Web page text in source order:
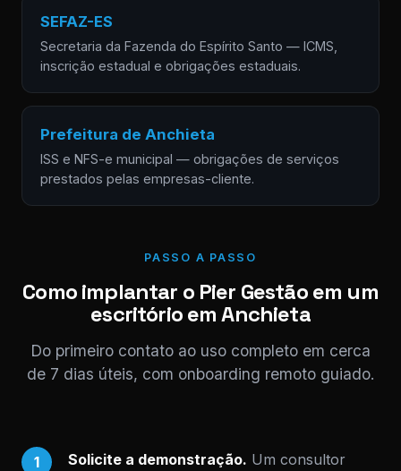
SEFAZ-ES
Secretaria da Fazenda do Espírito Santo — ICMS,
inscrição estadual e obrigações estaduais.
Prefeitura de Anchieta
ISS e NFS-e municipal — obrigações de serviços
prestados pelas empresas-cliente.
PASSO A PASSO
Como implantar o Pier Gestão em um
escritório em Anchieta
Do primeiro contato ao uso completo em cerca
de 7 dias úteis, com onboarding remoto guiado.
1 Solicite a demonstração. Um consultor